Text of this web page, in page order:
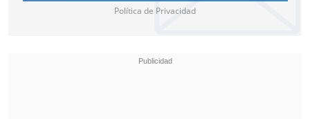
Política de Privacidad